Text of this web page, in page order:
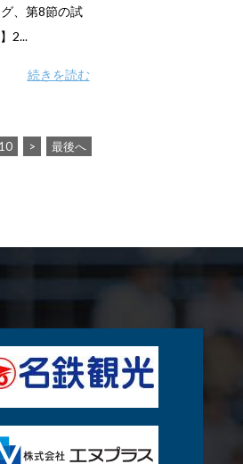
、第8節の試
2...
続きを読む
10 > 最後へ